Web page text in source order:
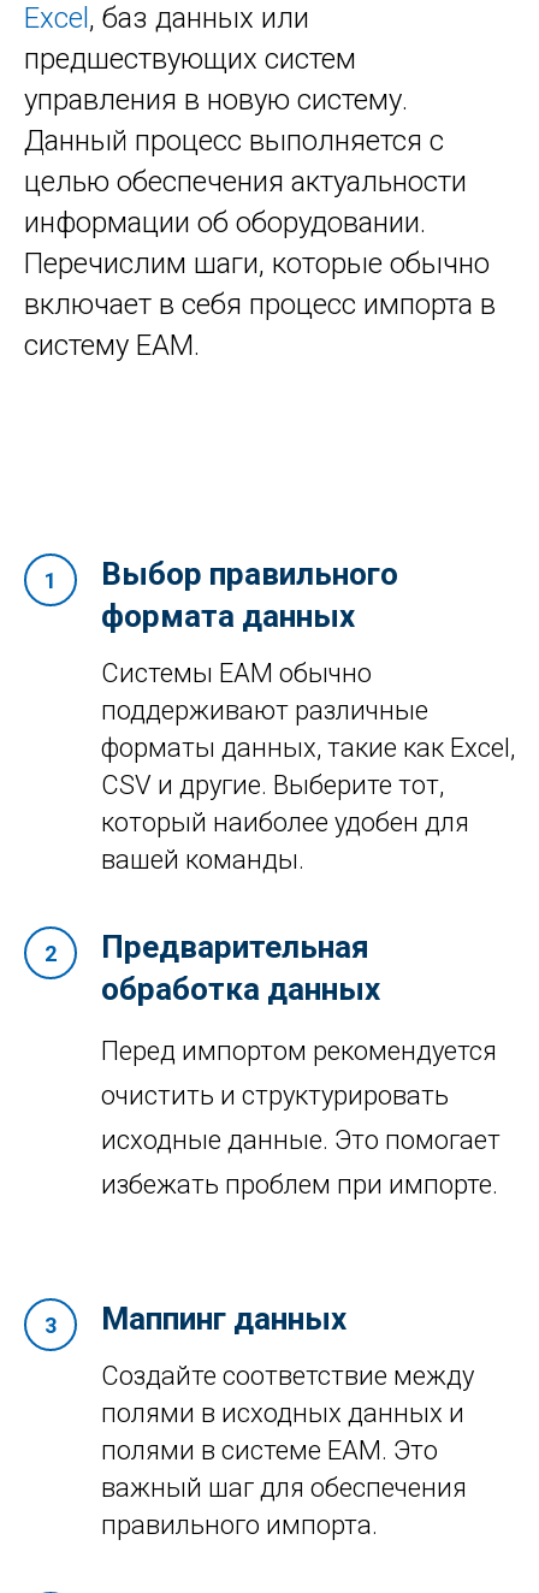
Excel , баз данных или
предшествующих систем
управления в новую систему.
Данный процесс выполняется с
целью обеспечения актуальности
информации об оборудовании.
Перечислим шаги, которые обычно
включает в себя процесс импорта в
систему EAM.
Выбор правильного
формата данных
Системы EAM обычно
поддерживают различные
форматы данных, такие как Excel,
CSV и другие. Выберите тот,
который наиболее удобен для
вашей команды.
Предварительная
обработка данных
Перед импортом рекомендуется
очистить и структурировать
исходные данные. Это помогает
избежать проблем при импорте.
Маппинг данных
Создайте соответствие между
полями в исходных данных и
полями в системе EAM. Это
важный шаг для обеспечения
правильного импорта.